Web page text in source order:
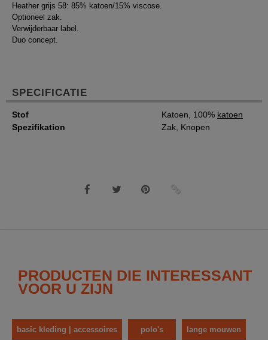
Heather grijs 58: 85% katoen/15% viscose.
Optioneel zak.
Verwijderbaar label.
Duo concept.
SPECIFICATIE
Stof Katoen, 100% katoen
Spezifikation
Zak, Knopen
PRODUCTEN DIE INTERESSANT
VOOR U ZIJN
basic kleding | accessoires polo's lange mouwen